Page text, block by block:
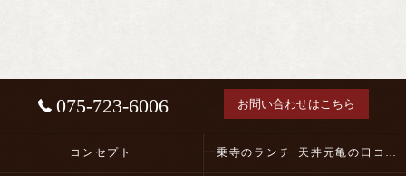
075-723-6006 お問い合わせはこちら
コンセプト 一乗寺のランチ･天丼元亀の口コミ情報